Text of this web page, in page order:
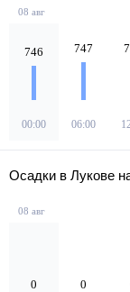
08 авг
746
00:00
747
06:00
Осадки в Лукове
08 авг
0 0